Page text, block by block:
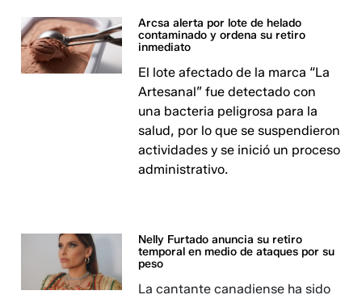
Arcsa alerta por lote de helado
contaminado y ordena su retiro
inmediato
El lote afectado de la marca “La
Artesanal” fue detectado con
una bacteria peligrosa para la
salud, por lo que se suspendieron
actividades y se inició un proceso
administrativo.
Nelly Furtado anuncia su retiro
temporal en medio de ataques por su
peso
La cantante canadiense ha sido